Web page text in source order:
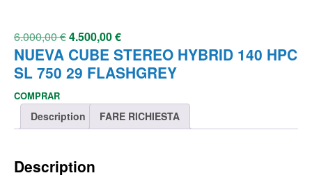
6.000,00€4.500,00€
NUEVA CUBE STEREO HYBRID 140 HPC
SL 750 29 FLASHGREY
COMPRAR
Description FARE RICHIESTA
Description